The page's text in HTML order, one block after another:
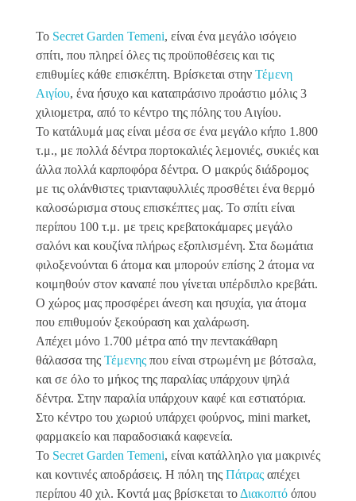
Το Secret Garden Temeni, είναι ένα μεγάλο ισόγειο
σπίτι, που πληρεί όλες τις προϋποθέσεις και τις
επιθυμίες κάθε επισκέπτη. Βρίσκεται στην Τέμενη
Αιγίου, ένα ήσυχο και καταπράσινο προάστιο μόλις 3
χιλιομετρα, από το κέντρο της πόλης του Αιγίου.
Το κατάλυμά μας είναι μέσα σε ένα μεγάλο κήπο 1.800
τ.μ., με πολλά δέντρα πορτοκαλιές λεμονιές, συκιές και
άλλα πολλά καρποφόρα δέντρα. Ο μακρύς διάδρομος
με τις ολάνθιστες τριανταφυλλιές προσθέτει ένα θερμό
καλοσώρισμα στους επισκέπτες μας. Το σπίτι είναι
περίπου 100 τ.μ. με τρεις κρεβατοκάμαρες μεγάλο
σαλόνι και κουζίνα πλήρως εξοπλισμένη. Στα δωμάτια
φιλοξενούνται 6 άτομα και μπορούν επίσης 2 άτομα να
κοιμηθούν στον καναπέ που γίνεται υπέρδιπλο κρεβάτι.
Ο χώρος μας προσφέρει άνεση και ησυχία, για άτομα
που επιθυμούν ξεκούραση και χαλάρωση.
Απέχει μόνο 1.700 μέτρα από την πεντακάθαρη
θάλασσα της Τέμενης που είναι στρωμένη με βότσαλα,
και σε όλο το μήκος της παραλίας υπάρχουν ψηλά
δέντρα. Στην παραλία υπάρχουν καφέ και εστιατόρια.
Στο κέντρο του χωριού υπάρχει φούρνος, mini market,
φαρμακείο και παραδοσιακά καφενεία.
Το Secret Garden Temeni, είναι κατάλληλο για μακρινές
και κοντινές αποδράσεις. Η πόλη της Πάτρας απέχει
περίπου 40 χιλ. Κοντά μας βρίσκεται το Διακοπτό όπου